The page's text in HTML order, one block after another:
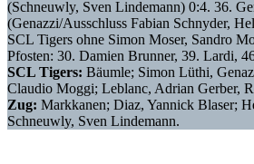
(Schneuwly, Sven Lindemann) 0:4. 36.
(Genazzi/Ausschluss Fabian Schnyder,
SCL Tigers ohne Simon Moser, Sandro
Pfosten: 30. Damien Brunner, 39. Lardi,
SCL Tigers: Bäumle; Simon Lüthi,
Claudio Moggi; Leblanc, Adrian Gerber,
Zug: Markkanen; Diaz, Yannick Blaser;
Schneuwly, Sven Lindemann.